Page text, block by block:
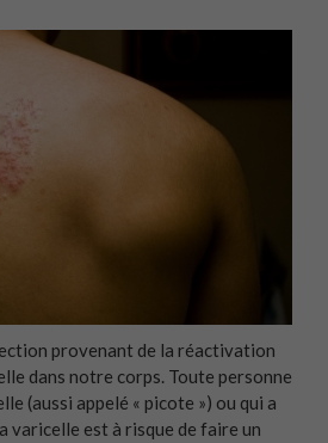
provenant de la réactivation
dans notre corps. Toute personne
(aussi appelé « picote ») ou qui a
varicelle est à risque de faire un